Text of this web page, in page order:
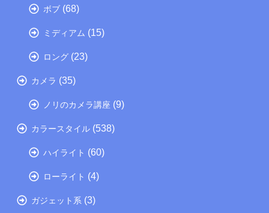
ボブ (68)
ミディアム (15)
ロング (23)
カメラ (35)
ノリのカメラ講座 (9)
カラースタイル (538)
ハイライト (60)
ローライト (4)
ガジェット系 (3)